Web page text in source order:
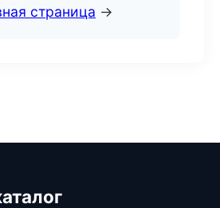
страница →